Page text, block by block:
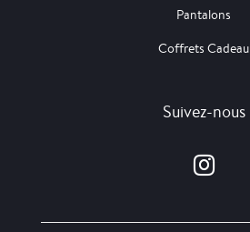
Pantalons
Coffrets Cadeau
Suivez-nous